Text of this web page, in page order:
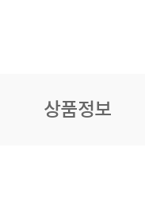
상품정보